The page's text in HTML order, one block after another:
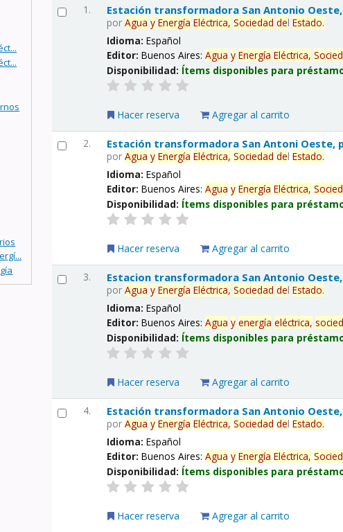
1. Estación transformadora San Antonio
porAgua y Energía Eléctrica, Sociedad delEstado.
Idioma:Español
Editor:Buenos Aires:Agua y Energía Eléctrica,
Disponibilidad: Ítems disponibles para
Hacer reserva Agregar al carrito
2. Estación transformadora San Antoni Oeste,
porAgua y Energía Eléctrica, Sociedad delEstado.
Idioma:Español
Editor:Buenos Aires:Agua y Energía Eléctrica,
Disponibilidad: Ítems disponibles para
Hacer reserva Agregar al carrito
3. Estacion transformadora San Antonio
porAgua y Energía Eléctrica, Sociedad delEstado.
Idioma:Español
Editor:Buenos Aires:Agua y energía eléctrica,
Disponibilidad: Ítems disponibles para
Hacer reserva Agregar al carrito
4. Estación transformadora San Antonio
porAgua y Energía Eléctrica, Sociedad delEstado.
Idioma:Español
Editor:Buenos Aires:Agua y Energía Eléctrica,
Disponibilidad: Ítems disponibles para
Hacer reserva Agregar al carrito